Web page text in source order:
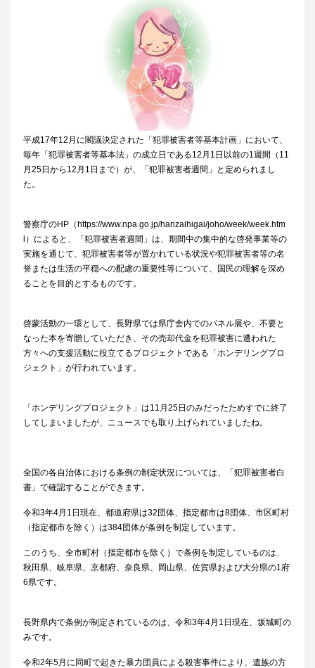
平成17年12月に閣議決定された「犯罪被害者等基本計画」において、
毎年「犯罪被害者等基本法」の成立日である12月1日以前の1週間（11
月25日から12月1日まで）が、「犯罪被害者週間」と定められまし
た。
警察庁のHP（https://www.npa.go.jp/hanzaihigai/joho/week/week.htm
l）によると、「犯罪被害者週間」は、期間中の集中的な啓発事業等の
実施を通じて、犯罪被害者等が置かれている状況や犯罪被害者等の名
誉または生活の平穏への配慮の重要性等について、国民の理解を深め
ることを目的とするものです。
啓蒙活動の一環として、長野県では県庁舎内でのパネル展や、不要と
なった本を寄贈していただき、その売却代金を犯罪被害に遭われた
方々への支援活動に役立てるプロジェクトである「ホンデリングプロ
ジェクト」が行われています。
「ホンデリングプロジェクト」は11月25日のみだったためすでに終了
してしまいましたが、ニュースでも取り上げられていましたね。
全国の各自治体における条例の制定状況については、「犯罪被害者白
書」で確認することができます。
令和3年4月1日現在、都道府県は32団体、指定都市は8団体、市区町村
（指定都市を除く）は384団体が条例を制定しています。
このうち、全市町村（指定都市を除く）で条例を制定しているのは、
秋田県、岐阜県、京都府、奈良県、岡山県、佐賀県および大分県の1府
6県です。
長野県内で条例が制定されているのは、令和3年4月1日現在、坂城町の
みです。
令和2年5月に同町で起きた暴力団員による殺害事件により、遺族の方